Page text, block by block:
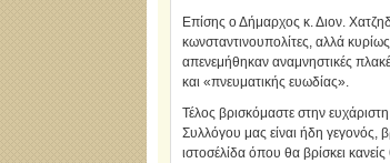
Επίσης ο Δήμαρχος κ. Διον.
κωνσταντινουπολίτες, αλλά
απενεμήθηκαν αναμνηστικές
και «πνευματικής ευωδίας».
Τέλος βρισκόμαστε στην
Συλλόγου μας είναι ήδη γεγονός,
ιστοσέλίδα όπου θα βρίσκει